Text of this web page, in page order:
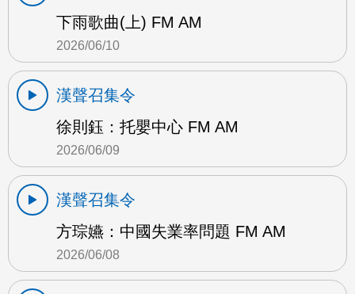
下雨歌曲(上) FM AM
2026/06/10
漢聲召集令
徐則鈺：托嬰中心 FM AM
2026/06/09
漢聲召集令
方琮嬿：中國失業率問題 FM AM
2026/06/08